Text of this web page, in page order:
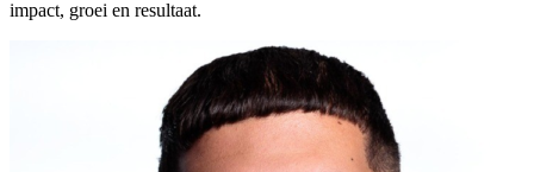
impact, groei en resultaat.